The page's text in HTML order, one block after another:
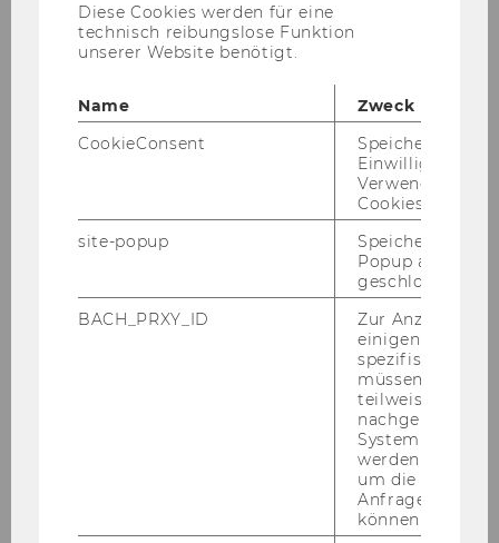
Exercises
Exercise No. 1: Hierarchical Organisation
Structure
Exercise No. 2: Person in Organisation
Exercise No. 3: Customer Discounts
Exercise No. 5: Material and Supplier
Diese Cookies werden für eine
technisch reibungslose Funktion
unserer Website benötigt.
Name
Zweck
CookieConsent
Speichert Ihre
Einwilligung zur
Verwendung von
Cookies.
site-popup
Speichert ob ein
Popup
geschlossen
BACH_PRXY_ID
Zur Anzeige von
einigen WU-
spezifischen
müssen
teilweise von
nachgelagerten
System
werden.
um die Antwort
Anfrage
können.